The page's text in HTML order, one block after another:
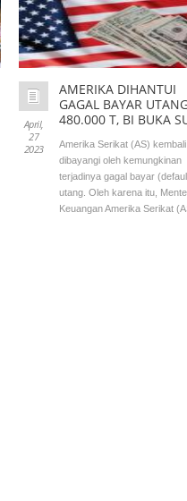
April,
27
2023
AMERIKA DIHANTUI
GAGAL BAYAR
480.000 T, BI BUKA
Amerika Serikat (AS) kembali
dibayangi oleh kemungkinan
terjadinya gagal bayar
utang. Oleh karena itu,
Keuangan Amerika Serikat